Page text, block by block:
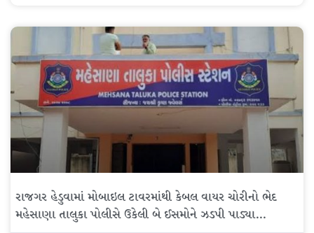
રાજગર હેડુવામાં મોબાઇલ ટાવરમાંથી કેબલ વાયર ચોરીનો ભેદ
મહેસાણા તાલુકા પોલીસે ઉકેલી બે ઈસમોને ઝડપી પાડ્યા…